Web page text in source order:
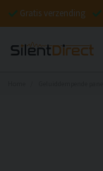
Gratis verzending